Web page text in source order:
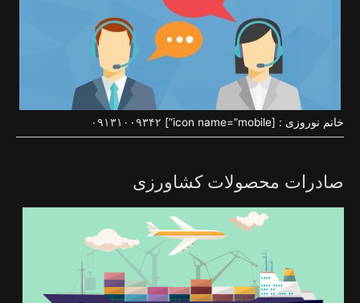
خانم نوروزی : [icon name=”mobile”] ۰۹۱۳۱۰۰۹۳۴۲
صادرات محصولات کشاورزی